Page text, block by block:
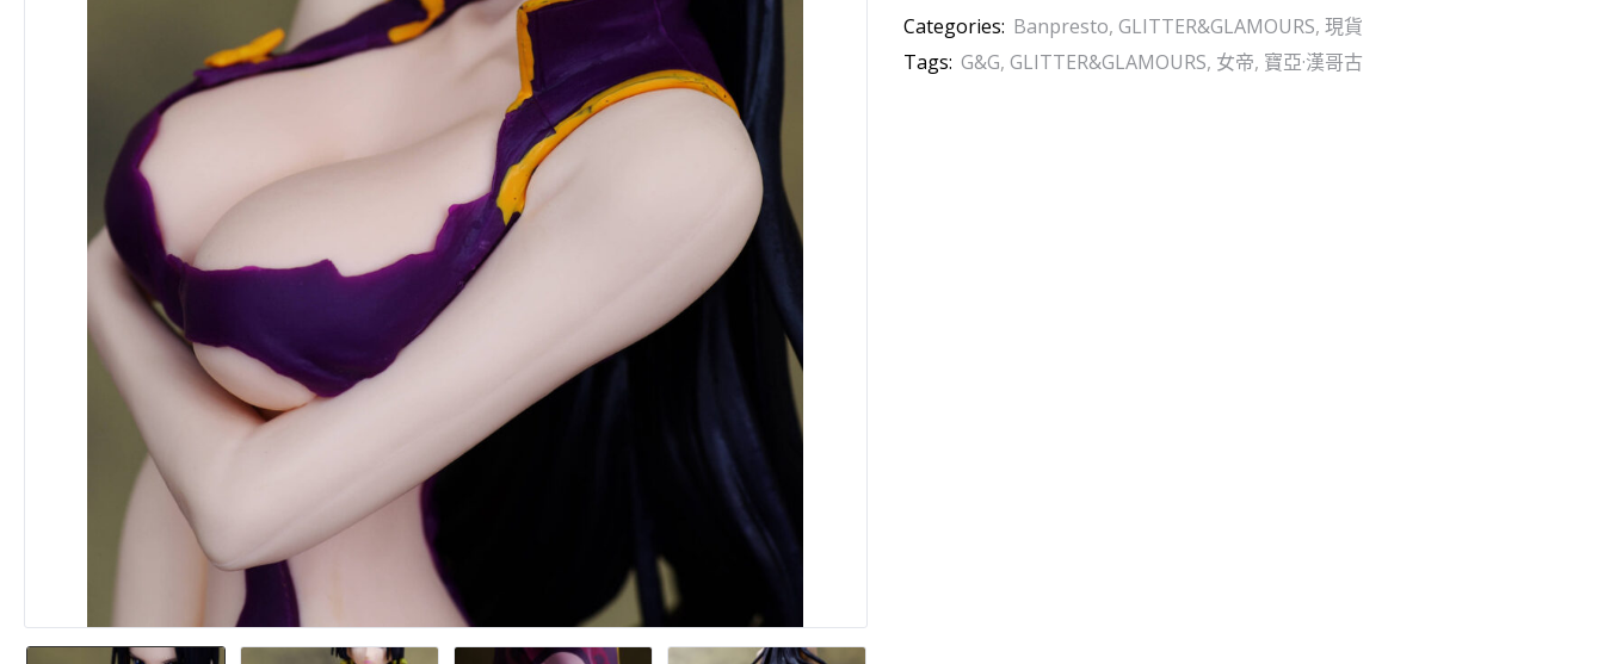
Categories: Banpresto, GLITTER&GLAMOURS, 現貨
Tags: G&G, GLITTER&GLAMOURS, 女帝, 寶亞·漢哥古